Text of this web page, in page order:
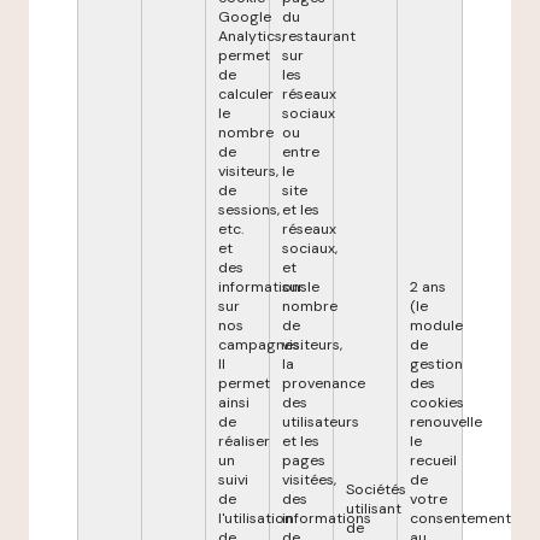
Google
Analytics,
permet
de
calculer
le
nombre
de
visiteurs,
de
sessions,
etc.
et
des
informations
sur
nos
campagnes.
Il
permet
ainsi
de
réaliser
un
suivi
de
l'utilisation
du
restaurant
sur
les
réseaux
sociaux
ou
entre
le
site
et les
réseaux
sociaux,
et
sur le
nombre
de
visiteurs,
la
provenance
des
utilisateurs
et les
pages
visitées,
des
informations
Sociétés
utilisant
de
2 ans
(le
module
de
gestion
des
cookies
renouvelle
le
recueil
de
votre
consentement